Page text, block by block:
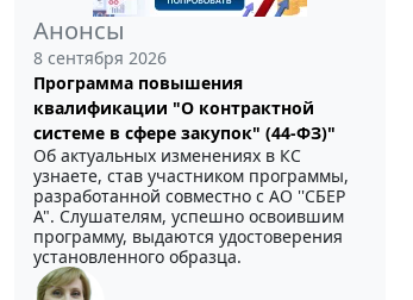
Анонсы
8 сентября 2026
Программа повышения
квалификации "О контрактной
системе в сфере закупок" (44-ФЗ)"
Об актуальных изменениях в КС
узнаете, став участником программы,
разработанной совместно с АО ''СБЕР
А". Слушателям, успешно освоившим
программу, выдаются удостоверения
установленного образца.